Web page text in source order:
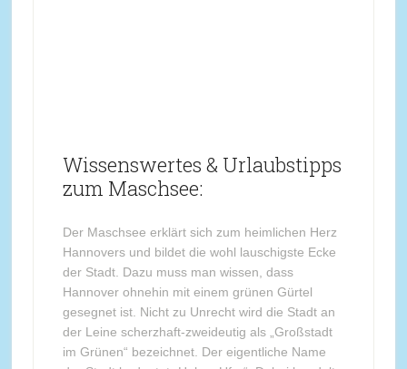
Wissenswertes & Urlaubstipps
zum Maschsee:
Der Maschsee erklärt sich zum heimlichen Herz
Hannovers und bildet die wohl lauschigste Ecke
der Stadt. Dazu muss man wissen, dass
Hannover ohnehin mit einem grünen Gürtel
gesegnet ist. Nicht zu Unrecht wird die Stadt an
der Leine scherzhaft-zweideutig als „Großstadt
im Grünen“ bezeichnet. Der eigentliche Name